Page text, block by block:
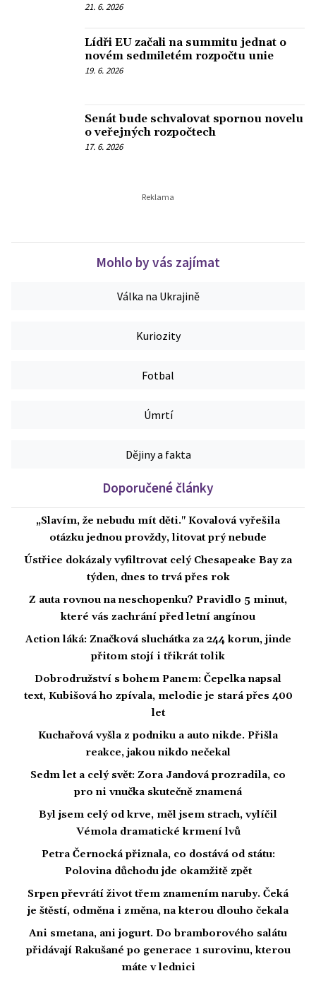
21. 6. 2026
Lídři EU začali na summitu jednat o
novém sedmiletém rozpočtu unie
19. 6. 2026
Senát bude schvalovat spornou novelu
o veřejných rozpočtech
17. 6. 2026
Mohlo by vás zajímat
Válka na Ukrajině
Kuriozity
Fotbal
Úmrtí
Dějiny a fakta
Doporučené články
„Slavím, že nebudu mít děti." Kovalová vyřešila
otázku jednou provždy, litovat prý nebude
Ústřice dokázaly vyfiltrovat celý Chesapeake Bay za
týden, dnes to trvá přes rok
Z auta rovnou na neschopenku? Pravidlo 5 minut,
které vás zachrání před letní angínou
Action láká: Značková sluchátka za 244 korun, jinde
přitom stojí i třikrát tolik
Dobrodružství s bohem Panem: Čepelka napsal
text, Kubišová ho zpívala, melodie je stará přes 400
let
Kuchařová vyšla z podniku a auto nikde. Přišla
reakce, jakou nikdo nečekal
Sedm let a celý svět: Zora Jandová prozradila, co
pro ni vnučka skutečně znamená
Byl jsem celý od krve, měl jsem strach, vylíčil
Vémola dramatické krmení lvů
Petra Černocká přiznala, co dostává od státu:
Polovina důchodu jde okamžitě zpět
Srpen převrátí život třem znamením naruby. Čeká
je štěstí, odměna i změna, na kterou dlouho čekala
Ani smetana, ani jogurt. Do bramborového salátu
přidávají Rakušané po generace 1 surovinu, kterou
máte v lednici